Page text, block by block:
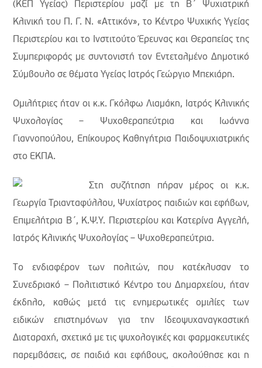
(ΚΕΠ Υγείας) Περιστερίου μαζί με τη Β΄ Ψυχιατρική
Κλινική του Π. Γ. Ν. «Αττικόν», το Κέντρο Ψυχικής Υγείας
Περιστερίου και το Ινστιτούτο Έρευνας και Θεραπείας της
Συμπεριφοράς με συντονιστή τον Εντεταλμένο Δημοτικό
Σύμβουλο σε θέματα Υγείας Ιατρός Γεώργιο Μπεκιάρη.
Ομιλήτριες ήταν οι κ.κ. Γκόλφω Λιαμάκη, Ιατρός Κλινικής
Ψυχολογίας – Ψυχοθεραπεύτρια και Ιωάννα
Γιαννοπούλου, Επίκουρος Καθηγήτρια Παιδοψυχιατρικής
στο ΕΚΠΑ.
Στη συζήτηση πήραν μέρος οι κ.κ.
Γεωργία Τριανταφύλλου, Ψυχίατρος παιδιών και εφήβων,
Επιμελήτρια Β΄, Κ.Ψ.Υ. Περιστερίου και Κατερίνα Αγγελή,
Ιατρός Κλινικής Ψυχολογίας – Ψυχοθεραπεύτρια.
Tο ενδιαφέρον των πολιτών, που κατέκλυσαν το
Συνεδριακό – Πολιτιστικό Κέντρο του Δημαρχείου, ήταν
έκδηλο, καθώς μετά τις ενημερωτικές ομιλίες των
ειδικών επιστημόνων για την Ιδεοψυχαναγκαστική
Διαταραχή, σχετικά με τις ψυχολογικές και φαρμακευτικές
παρεμβάσεις, σε παιδιά και εφήβους, ακολούθησε και η